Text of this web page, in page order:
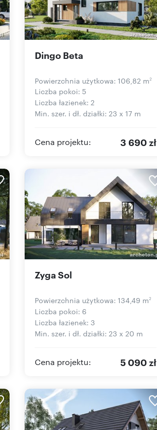
Dingo Beta
Powierzchnia użytkowa: 106,82 m2
Liczba pokoi: 5
Liczba łazienek: 2
Min. szer. i dł. działki: 23 x 17 m
Cena projektu: 3 690 zł
Zyga Sol
Powierzchnia użytkowa: 134,49 m2
Liczba pokoi: 6
Liczba łazienek: 3
Min. szer. i dł. działki: 23 x 20 m
Cena projektu: 5 090 zł